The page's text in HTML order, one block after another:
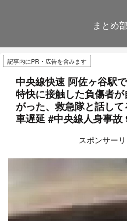
まとめ部
記事内にPR・広告を含みます
中央線快速 阿佐ヶ谷駅
特快に接触した負傷者
がった、救急隊と話し
車遅延 #中央線人身事故
スポンサー